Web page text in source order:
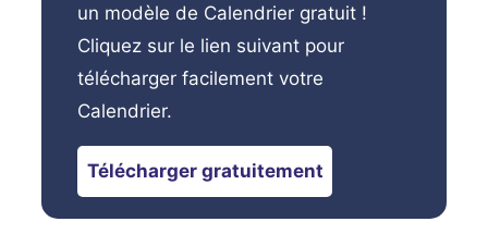
un modèle de Calendrier gratuit !
Cliquez sur le lien suivant pour
télécharger facilement votre
Calendrier.
Télécharger gratuitement